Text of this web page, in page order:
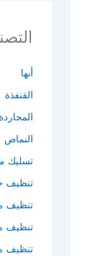
أبها
القنفذة
المجاردة
النماص
تسليك
تنظيف
تنظيف
تنظيف
تنظيف